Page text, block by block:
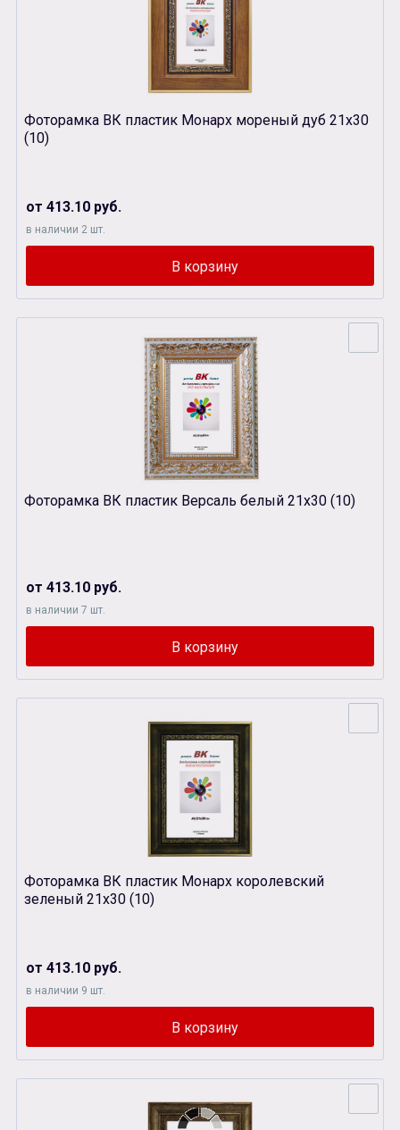
Фоторамка ВК пластик Монарх мореный дуб 21х30
(10)
от 413.10 руб.
в наличии 2 шт.
Фоторамка ВК пластик Версаль белый 21х30 (10)
от 413.10 руб.
в наличии 7 шт.
Фоторамка ВК пластик Монарх королевский
зеленый 21х30 (10)
от 413.10 руб.
в наличии 9 шт.